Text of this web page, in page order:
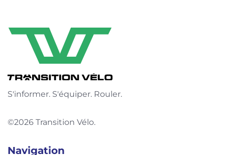
S'informer. S'équiper. Rouler.
©2026 Transition Vélo.
Navigation